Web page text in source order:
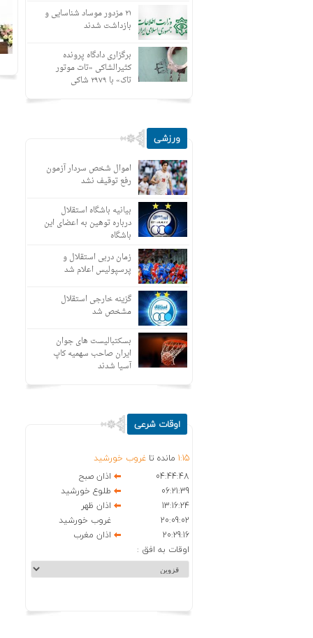
۲۱ مزدور موساد شناسایی و
بازداشت شدند
برگزاری دادگاه پرونده
کثیرالشاکی «تات موتور
تاک» با ۲۹۷۹ شاکی
ورزشی
اموال شخص سردار آزمون
رفع توقیف نشد
بیانیه باشگاه استقلال
درباره توهین به اعضای این
باشگاه
زمان دربی استقلال و
پرسپولیس اعلام شد
گزینه خارجی استقلال
مشخص شد
بسکتبالیست های جوان
ایران صاحب سهمیه کاپ
آسیا شدند
اوقات شرعی
1:15 مانده تا غروب خورشید
04:44:48
اذان صبح
06:21:39
طلوع خورشید
13:16:24
اذان ظهر
20:09:02
غروب خورشید
20:29:16
اذان مغرب
اوقات به افق :